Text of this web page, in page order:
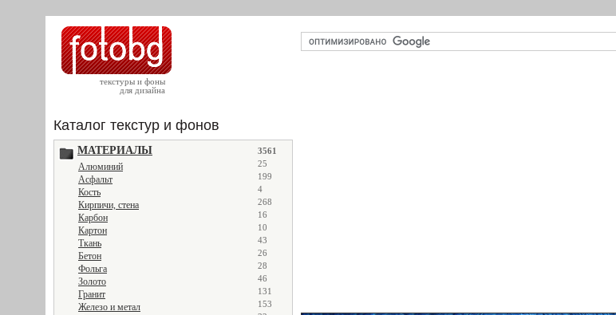
текстуры и фоны
для дизайна
Каталог текстур и фонов
МАТЕРИАЛЫ 3561
Алюминий 25
Асфальт 199
Кость 4
Кирпичи, стена 268
Карбон 16
Картон 10
Ткань 43
Бетон 26
Фольга 28
Золото 46
Гранит 131
Железо и метал 153